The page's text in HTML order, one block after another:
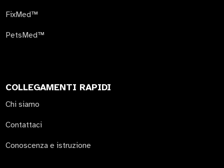
FixMed™
PetsMed™
COLLEGAMENTI RAPIDI
Chi siamo
Contattaci
Conoscenza e istruzione